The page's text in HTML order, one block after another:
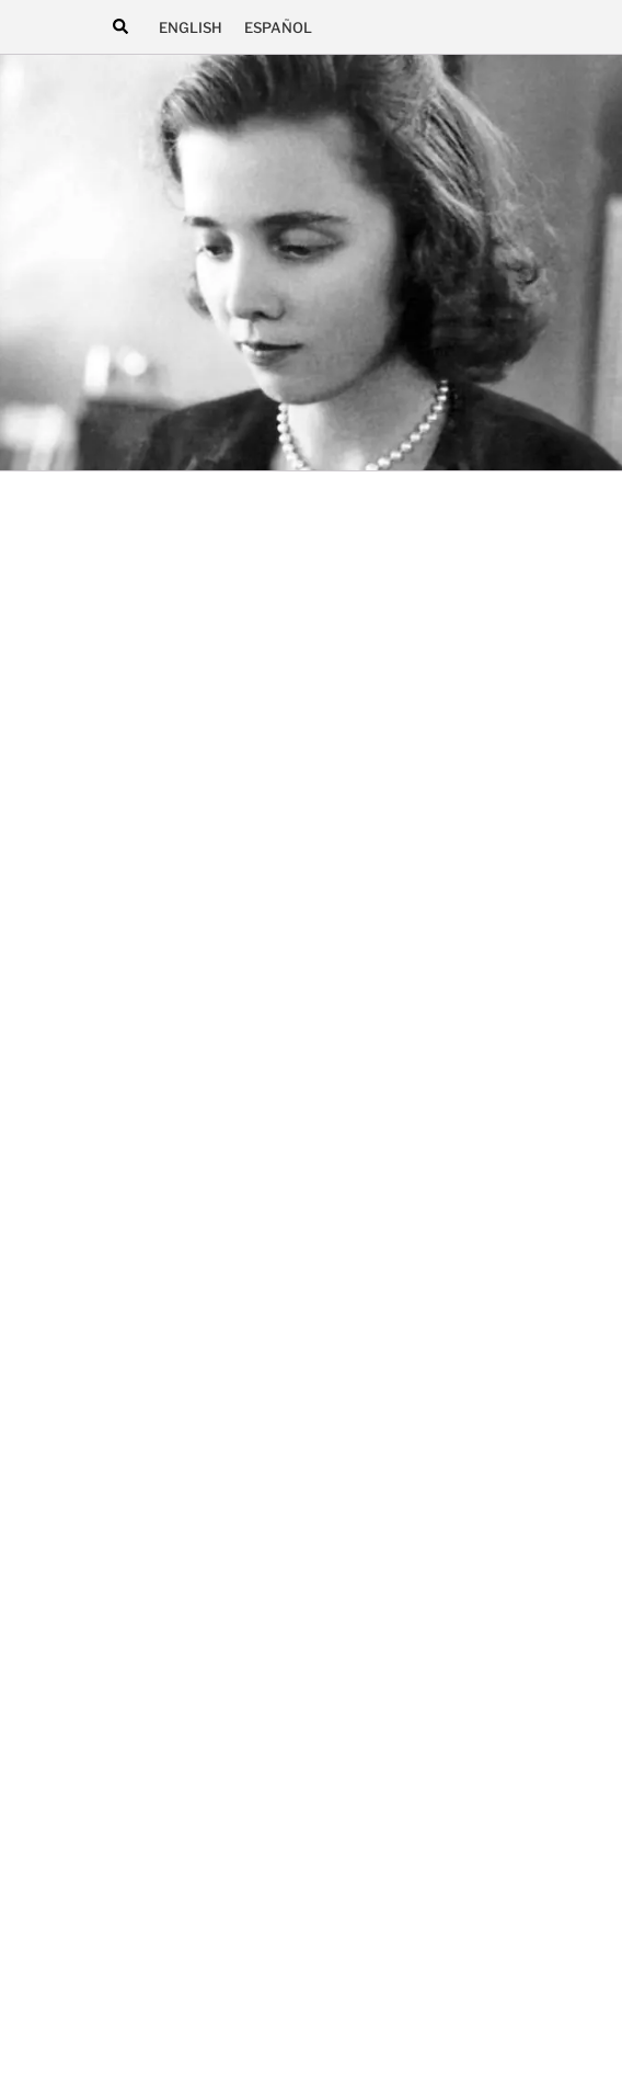
ENGLISH ESPAÑOL